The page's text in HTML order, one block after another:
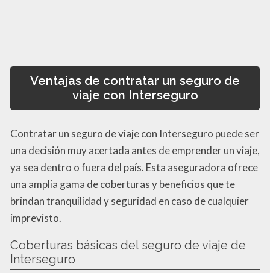
Ventajas de contratar un seguro de
viaje con Interseguro
Contratar un seguro de viaje con Interseguro puede ser
una decisión muy acertada antes de emprender un viaje,
ya sea dentro o fuera del país. Esta aseguradora ofrece
una amplia gama de coberturas y beneficios que te
brindan tranquilidad y seguridad en caso de cualquier
imprevisto.
Coberturas básicas del seguro de viaje de
Interseguro